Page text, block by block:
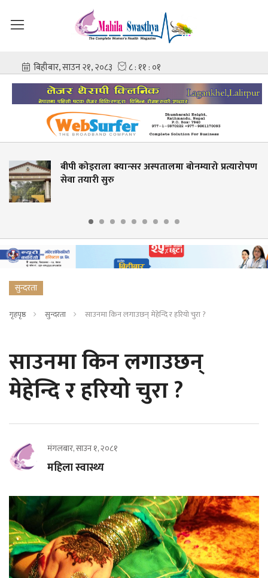
बीपी कोइराला क्यान्सर अस्पतालमा बोनम्यारो प्रत्यारोपण
सेवा तयारी सुरु
सुन्दरता
गृहपृष्ठ सुन्दरता साउनमा किन लगाउछन् मेहेन्दि र हरियो चुरा ?
साउनमा किन लगाउछन्
मेहेन्दि र हरियो चुरा ?
मंगलबार, साउन १, २०८१
महिला स्वास्थ्य